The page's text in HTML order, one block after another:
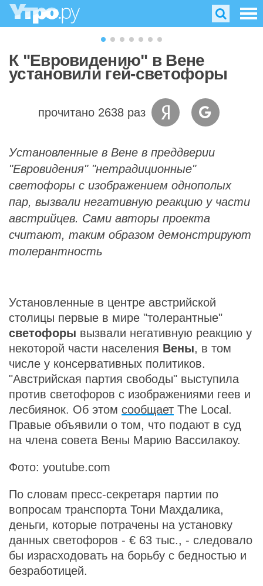
К "Евровидению" в Вене
установили гей-светофоры
прочитано 2638 раз
Установленные в Вене в преддверии
"Евровидения" "нетрадиционные"
светофоры с изображением однополых
пар, вызвали негативную реакцию у части
австрийцев. Сами авторы проекта
считают, таким образом демонстрируют
толерантность
Установленные в центре австрийской
столицы первые в мире "толерантные"
светофоры вызвали негативную реакцию у
некоторой части населения Вены, в том
числе у консервативных политиков.
"Австрийская партия свободы" выступила
против светофоров с изображениями геев и
лесбиянок. Об этом сообщает The Local.
Правые объявили о том, что подают в суд
на члена совета Вены Марию Вассилакоу.
Фото: youtube.com
По словам пресс-секретаря партии по
вопросам транспорта Тони Махдалика,
деньги, которые потрачены на установку
данных светофоров - € 63 тыс., - следовало
бы израсходовать на борьбу с бедностью и
безработицей.